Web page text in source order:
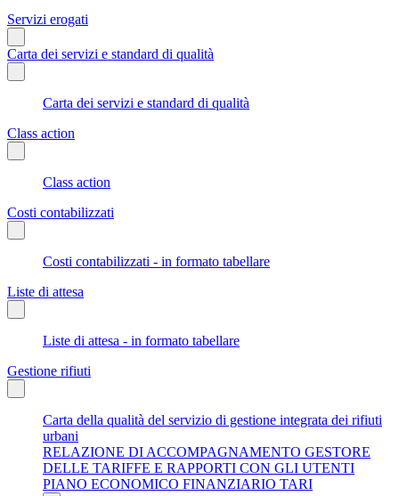
Servizi erogati
Carta dei servizi e standard di qualità
Carta dei servizi e standard di qualità
Class action
Class action
Costi contabilizzati
Costi contabilizzati - in formato tabellare
Liste di attesa
Liste di attesa - in formato tabellare
Gestione rifiuti
Carta della qualità del servizio di gestione integrata dei rifiuti
urbani
RELAZIONE DI ACCOMPAGNAMENTO GESTORE
DELLE TARIFFE E RAPPORTI CON GLI UTENTI
PIANO ECONOMICO FINANZIARIO TARI